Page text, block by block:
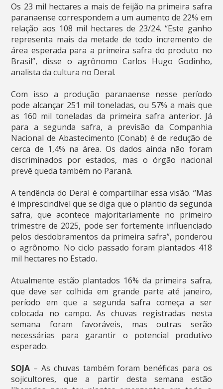
Os 23 mil hectares a mais de feijão na primeira safra
paranaense correspondem a um aumento de 22% em
relação aos 108 mil hectares de 23/24. “Este ganho
representa mais da metade de todo incremento de
área esperada para a primeira safra do produto no
Brasil”, disse o agrônomo Carlos Hugo Godinho,
analista da cultura no Deral.
Com isso a produção paranaense nesse período
pode alcançar 251 mil toneladas, ou 57% a mais que
as 160 mil toneladas da primeira safra anterior. Já
para a segunda safra, a previsão da Companhia
Nacional de Abastecimento (Conab) é de redução de
cerca de 1,4% na área. Os dados ainda não foram
discriminados por estados, mas o órgão nacional
prevê queda também no Paraná.
A tendência do Deral é compartilhar essa visão. “Mas
é imprescindível que se diga que o plantio da segunda
safra, que acontece majoritariamente no primeiro
trimestre de 2025, pode ser fortemente influenciado
pelos desdobramentos da primeira safra”, ponderou
o agrônomo. No ciclo passado foram plantados 418
mil hectares no Estado.
Atualmente estão plantados 16% da primeira safra,
que deve ser colhida em grande parte até janeiro,
período em que a segunda safra começa a ser
colocada no campo. As chuvas registradas nesta
semana foram favoráveis, mas outras serão
necessárias para garantir o potencial produtivo
esperado.
SOJA – As chuvas também foram benéficas para os
sojicultores, que a partir desta semana estão